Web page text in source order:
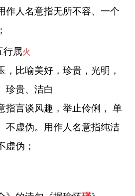
作人名意指无所不容、一个
行属火
，比喻美好，珍贵，光明，
珍贵、洁白
指言谈风趣，举止伶俐， 单
不虚伪。用作人名意指纯洁
虚伪；